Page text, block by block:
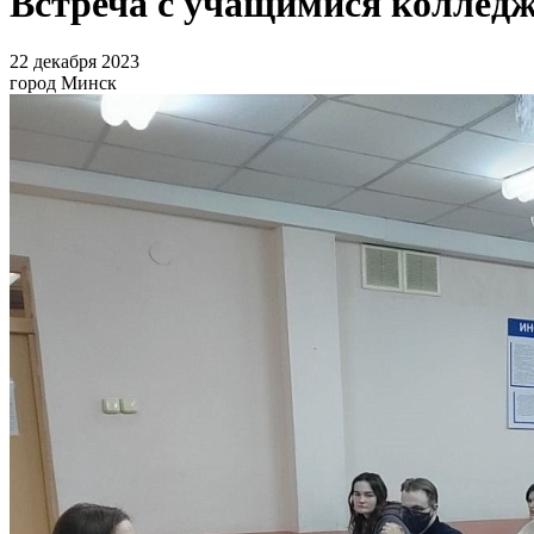
22 декабря 2023
город Минск